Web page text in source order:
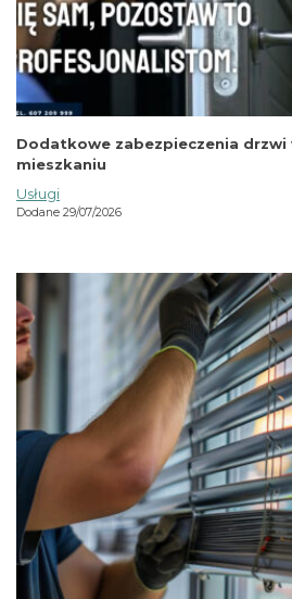
Dodatkowe zabezpieczenia drzwi
mieszkaniu
Usługi
Dodane 29/07/2026